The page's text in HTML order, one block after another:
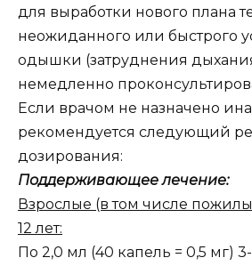
для выработки нового плана
неожиданного или быстрого
одышки (затруднения
немедленно
Если врачом не назначено
рекомендуется следующий
дозирования:
Поддерживающее лечение:
Взрослые (в том числе
12 лет:
По 2,0 мл (40 капель = 0,5 мг)